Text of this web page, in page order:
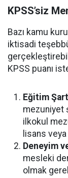
KPSS’siz
Bazı kamu
iktisadi
KPSS puanı
Eğitim
mezuniyet
ilkokul
lisans
Deneyim
mesleki
olmak